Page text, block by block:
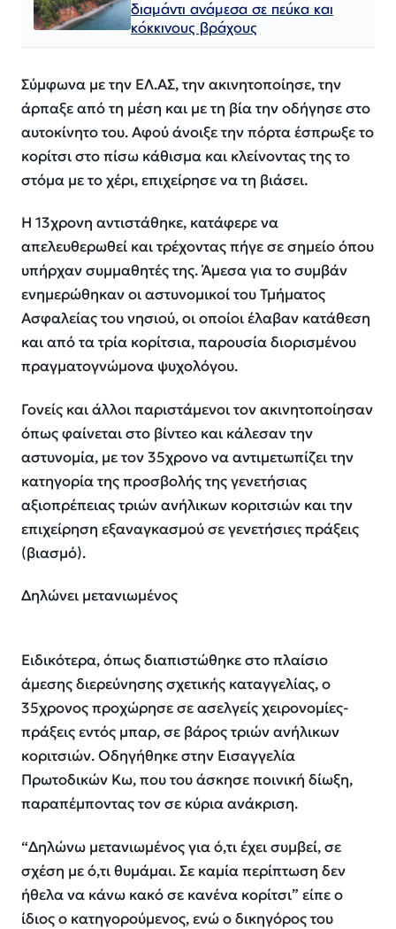
διαμάντι ανάμεσα σε πεύκα και
κόκκινους βράχους
Σύμφωνα με την ΕΛ.ΑΣ, την ακινητοποίησε, την
άρπαξε από τη μέση και με τη βία την οδήγησε στο
αυτοκίνητο του. Αφού άνοιξε την πόρτα έσπρωξε το
κορίτσι στο πίσω κάθισμα και κλείνοντας της το
στόμα με το χέρι, επιχείρησε να τη βιάσει.
Η 13χρονη αντιστάθηκε, κατάφερε να
απελευθερωθεί και τρέχοντας πήγε σε σημείο όπου
υπήρχαν συμμαθητές της. Άμεσα για το συμβάν
ενημερώθηκαν οι αστυνομικοί του Τμήματος
Ασφαλείας του νησιού, οι οποίοι έλαβαν κατάθεση
και από τα τρία κορίτσια, παρουσία διορισμένου
πραγματογνώμονα ψυχολόγου.
Γονείς και άλλοι παριστάμενοι τον ακινητοποίησαν
όπως φαίνεται στο βίντεο και κάλεσαν την
αστυνομία, με τον 35χρονο να αντιμετωπίζει την
κατηγορία της προσβολής της γενετήσιας
αξιοπρέπειας τριών ανήλικων κοριτσιών και την
επιχείρηση εξαναγκασμού σε γενετήσιες πράξεις
(βιασμό).
Δηλώνει μετανιωμένος
Ειδικότερα, όπως διαπιστώθηκε στο πλαίσιο
άμεσης διερεύνησης σχετικής καταγγελίας, ο
35χρονος προχώρησε σε ασελγείς χειρονομίες-
πράξεις εντός μπαρ, σε βάρος τριών ανήλικων
κοριτσιών. Οδηγήθηκε στην Εισαγγελία
Πρωτοδικών Κω, που του άσκησε ποινική δίωξη,
παραπέμποντας τον σε κύρια ανάκριση.
“Δηλώνω μετανιωμένος για ό,τι έχει συμβεί, σε
σχέση με ό,τι θυμάμαι. Σε καμία περίπτωση δεν
ήθελα να κάνω κακό σε κανένα κορίτσι” είπε ο
ίδιος ο κατηγορούμενος, ενώ ο δικηγόρος του